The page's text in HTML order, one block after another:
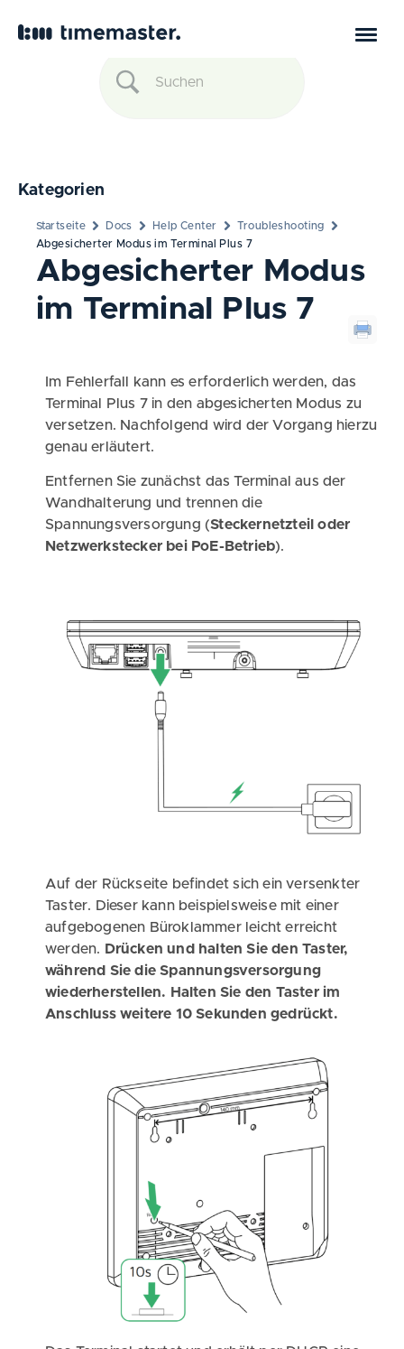
Kategorien
Startseite Docs Help Center
Troubleshooting
Abgesicherter Modus im Terminal Plus 7
Abgesicherter Modus
im Terminal Plus 7
Im Fehlerfall kann es erforderlich werden, das
Terminal Plus 7 in den abgesicherten Modus zu
versetzen. Nachfolgend wird der Vorgang hierzu
genau erläutert.
Entfernen Sie zunächst das Terminal aus der
Wandhalterung und trennen die
Spannungsversorgung (Steckernetzteil oder
Netzwerkstecker bei PoE-Betrieb).
Auf der Rückseite befindet sich ein versenkter
Taster. Dieser kann beispielsweise mit einer
aufgebogenen Büroklammer leicht erreicht
werden. Drücken und halten Sie den Taster,
während Sie die Spannungsversorgung
wiederherstellen. Halten Sie den Taster im
Anschluss weitere 10 Sekunden gedrückt.